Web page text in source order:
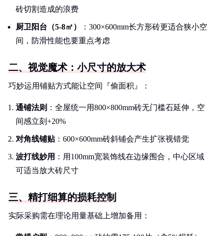
砖切割造成的浪费
厨卫阳台（5-8㎡）
：300×600mm长方形砖更适合狭小空
间，防滑性能也要重点考虑
二、视觉魔术：小尺寸的放大术
巧妙运用铺贴方式能让空间『偷面积』：
通铺法则 ：全屋统一用800×800mm砖无门槛石延伸，空
间感立刻+20%
对角线铺贴：600×600mm砖斜铺会产生扩张视错觉
波打线妙用 ：用100mm宽装饰线在边缘围合，中心区域
可适当放大砖尺寸
三、精打细算的损耗控制
实际采购需在理论用量基础上增加备用：